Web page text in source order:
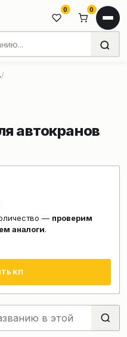
0 0
автокранов
— проверим
аналоги.
КП